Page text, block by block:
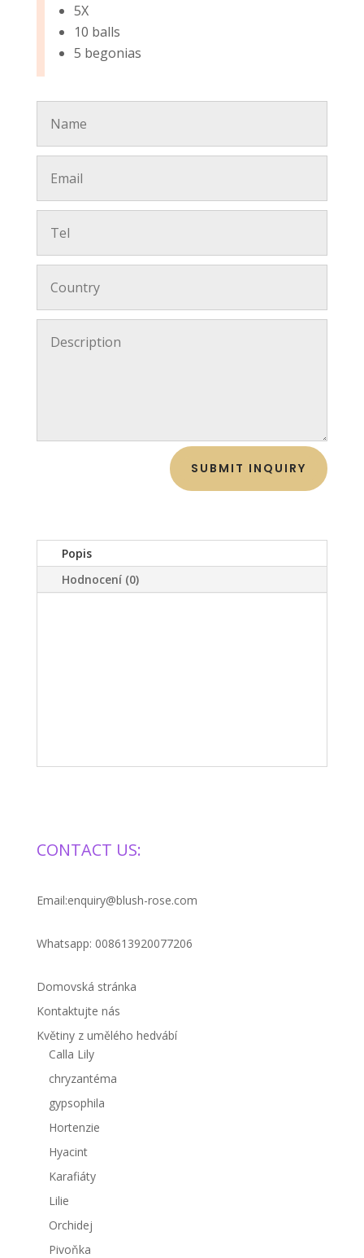
5X
10 balls
5 begonias
SUBMIT INQUIRY
Popis
Hodnocení (0)
CONTACT US:
Email:enquiry@blush-rose.com
Whatsapp: 008613920077206
Domovská stránka
Kontaktujte nás
Květiny z umělého hedvábí
Calla Lily
chryzantéma
gypsophila
Hortenzie
Hyacint
Karafiáty
Lilie
Orchidej
Pivoňka